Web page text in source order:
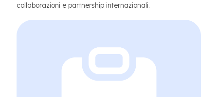
collaborazioni e partnership internazionali.